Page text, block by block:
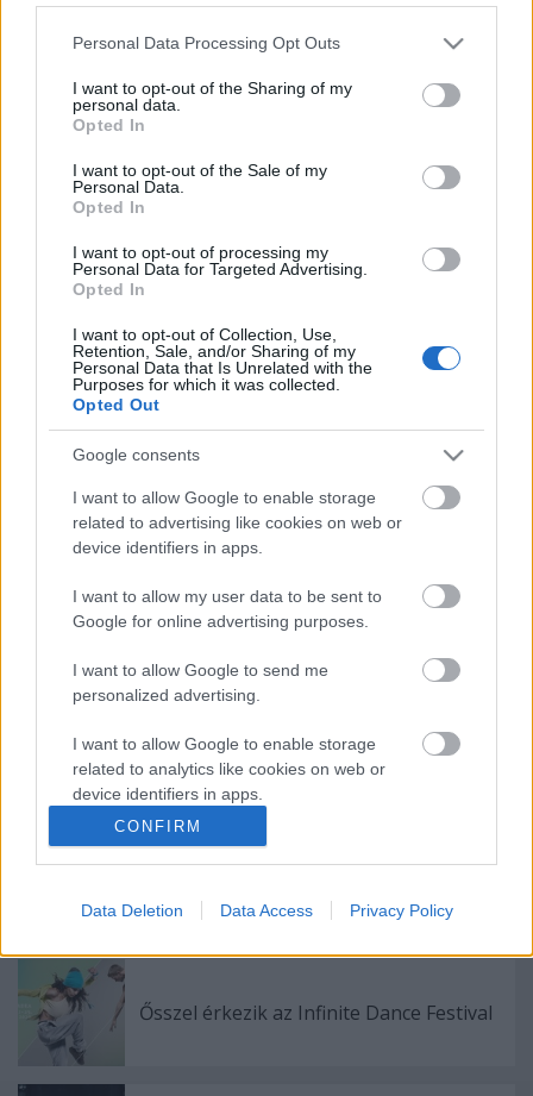
Please note that this website/app uses one or more Google
not limited to your visit or usage behaviour. You may click to
grant or deny consent to Google and its third-party tags to
use your data for below specified purposes in below Google
consent section.
Personal Data Processing Opt Outs
I want to opt-out of the Sharing of my
personal data.
Opted In
I want to opt-out of the Sale of my
Personal Data.
Opted In
I want to opt-out of processing my
Personal Data for Targeted Advertising.
Opted In
I want to opt-out of Collection, Use,
Retention, Sale, and/or Sharing of my
Personal Data that Is Unrelated with the
Purposes for which it was collected.
Opted Out
Google consents
I want to allow Google to enable storage
related to advertising like cookies on web or
device identifiers in apps.
I want to allow my user data to be sent to
Google for online advertising purposes.
I want to allow Google to send me
personalized advertising.
I want to allow Google to enable storage
related to analytics like cookies on web or
device identifiers in apps.
I want to allow Google to enable storage
related to functionality of the website or app.
I want to allow Google to enable storage
I want to allow Google to enable storage
related to security, including authentication
functionality and fraud prevention, and other
user protection.
CONFIRM
Data Deletion Data Access Privacy Policy
Több mint félszáz előadás kapcsolódik a nevéhez.
1991-től rendezőként is dolgozott a Harag György
Társulat művészeivel. Pódiumműsorokat és
nagyszínpadi előadásokat egyaránt színpadra vitt.
2009-től a Harag György Társulat művészeti
tanácsának tagja, 2012 és 2014 között a társulat
művészeti igazgatója volt, 2013-tól a szatmári
magyar színjátszást támogató Proscenium
Alapítvány elnöke. Nevéhez fűződik az első és
mindmáig egyetlen egész estés szatmári játékfilm
megrendezése is.
Több évtizedes munkássága elismeréseként 1998-
ban Kisvárdán díjazták.
(Forrás: MTI. Szatmárnémeti Északi Színház)
Címkék:Gyász Bessenyei István
Ajánlott bejegyzések:
Indul az e-Trafó online programsorozat
Színház érzékenyítő fesztiválja
Ősszel érkezik az Infinite Dance Festival